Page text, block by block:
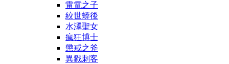
雷電之子
絞世蟒後
水澤聖女
瘋狂博士
懲戒之斧
異戮刺客